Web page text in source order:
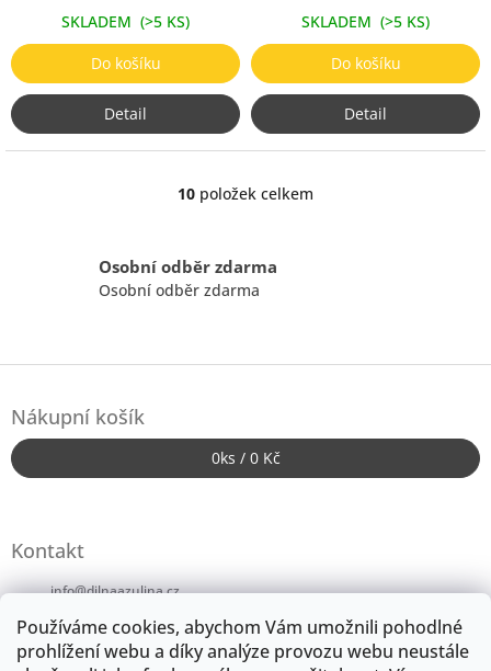
Používáme cookies, abychom Vám umožnili pohodlné
prohlížení webu a díky analýze provozu webu neustále
SKLADEM (>5 KS)
Do košíku
Detail
SKLADEM (>5 KS)
Do košíku
Detail
O
á
d
p
y
v
u
10 položek celkem
Osobní odběr zdarma
Osobní odběr zdarma
Nákupní košík
0ks / 0 Kč
Kontakt
info@dilnaazulina.cz
+420724246152